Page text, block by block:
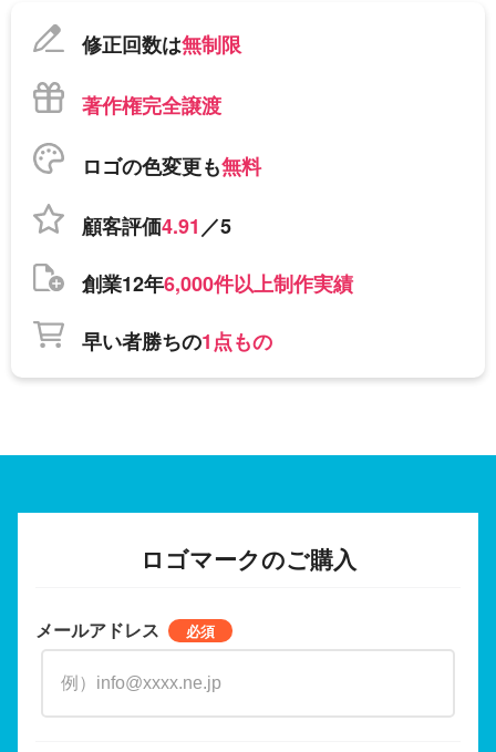
修正回数は無制限
著作権完全譲渡
ロゴの色変更も無料
顧客評価4.91／5
創業12年6,000件以上制作実績
早い者勝ちの1点もの
ロゴマークのご購入
メールアドレス